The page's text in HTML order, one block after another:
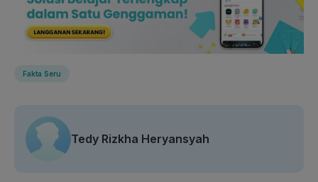
Fakta Seru
Tedy Rizkha Heryansyah